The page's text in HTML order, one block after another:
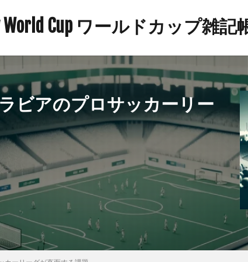
World Cup ワールドカップ雑記
ビアのプロサッカーリー